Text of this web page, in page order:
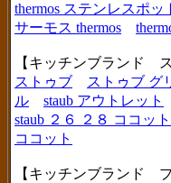
thermos ステンレスポッ
サーモス thermos
【キッチンブランド ス
ストゥブ
ストゥブ グ
ル
staub アウトレット
staub ２６ ２８ ココット
ココット
【キッチンブランド